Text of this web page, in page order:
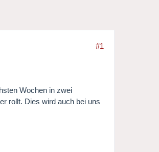
#1
Wochen in zwei
rollt. Dies wird auch bei uns